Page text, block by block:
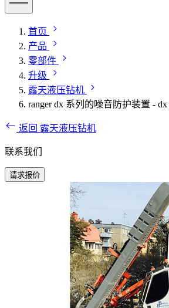
首页
产品
零部件
升级
露天液压钻机
ranger dx 系列的噪音防护装置 - dx
返回 露天液压钻机
联系我们
请求报价